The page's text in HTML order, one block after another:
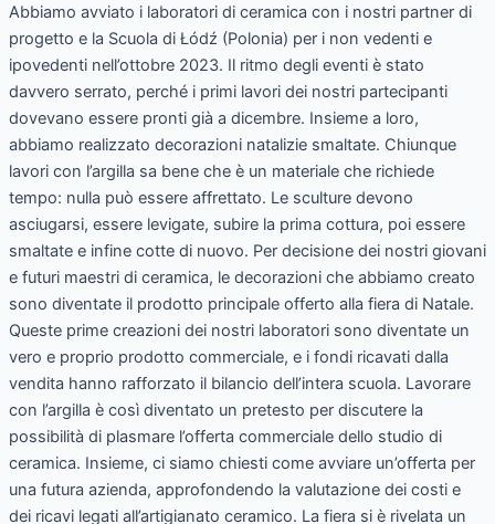
Abbiamo avviato i laboratori di ceramica con i nostri partner di
progetto e la Scuola di Łódź (Polonia) per i non vedenti e
ipovedenti nell’ottobre 2023. Il ritmo degli eventi è stato
davvero serrato, perché i primi lavori dei nostri partecipanti
dovevano essere pronti già a dicembre. Insieme a loro,
abbiamo realizzato decorazioni natalizie smaltate. Chiunque
lavori con l’argilla sa bene che è un materiale che richiede
tempo: nulla può essere affrettato. Le sculture devono
asciugarsi, essere levigate, subire la prima cottura, poi essere
smaltate e infine cotte di nuovo. Per decisione dei nostri giovani
e futuri maestri di ceramica, le decorazioni che abbiamo creato
sono diventate il prodotto principale offerto alla fiera di Natale.
Queste prime creazioni dei nostri laboratori sono diventate un
vero e proprio prodotto commerciale, e i fondi ricavati dalla
vendita hanno rafforzato il bilancio dell’intera scuola. Lavorare
con l’argilla è così diventato un pretesto per discutere la
possibilità di plasmare l’offerta commerciale dello studio di
ceramica. Insieme, ci siamo chiesti come avviare un’offerta per
una futura azienda, approfondendo la valutazione dei costi e
dei ricavi legati all’artigianato ceramico. La fiera si è rivelata un
i
giovani
ipovedenti
in
Polonia